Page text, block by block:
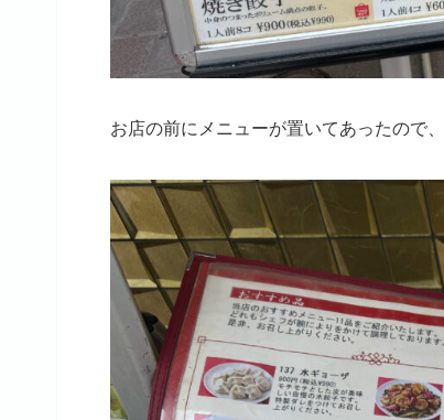
お店の前にメニューが置いてあったので